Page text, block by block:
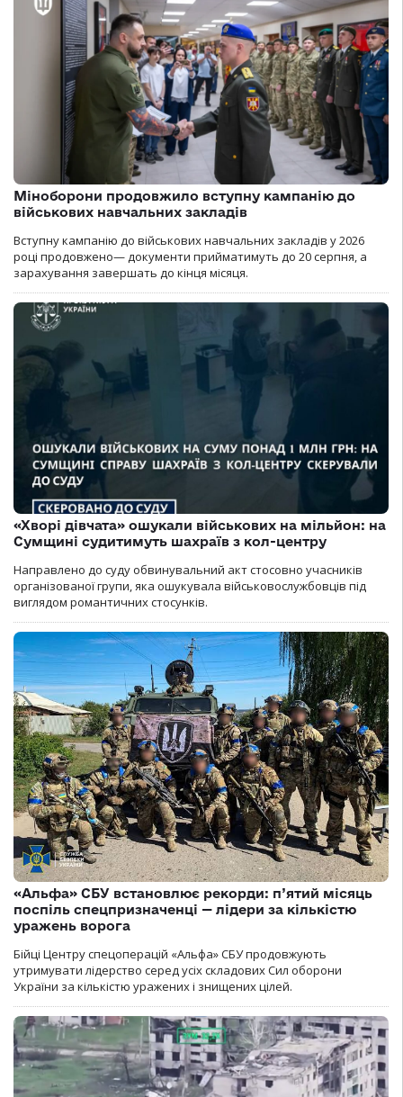
Міноборони продовжило вступну кампанію до
військових навчальних закладів
Вступну кампанію до військових навчальних закладів у 2026
році продовжено— документи прийматимуть до 20 серпня, а
зарахування завершать до кінця місяця.
«Хворі дівчата» ошукали військових на мільйон: на
Сумщині судитимуть шахраїв з кол-центру
Направлено до суду обвинувальний акт стосовно учасників
організованої групи, яка ошукувала військовослужбовців під
виглядом романтичних стосунків.
«Альфа» СБУ встановлює рекорди: п’ятий місяць
поспіль спецпризначенці — лідери за кількістю
уражень ворога
Бійці Центру спецоперацій «Альфа» СБУ продовжують
утримувати лідерство серед усіх складових Сил оборони
України за кількістю уражених і знищених цілей.